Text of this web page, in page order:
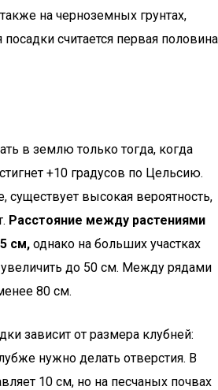
на черноземных грунтах,
считается первая половина
в землю только тогда, когда
+10 градусов по Цельсию.
существует высокая вероятность,
Расстояние между растениями
см, однако на больших участках
до 50 см. Между рядами
80 см.
зависит от размера клубней:
нужно делать отверстия. В
10 см, но на песчаных почвах